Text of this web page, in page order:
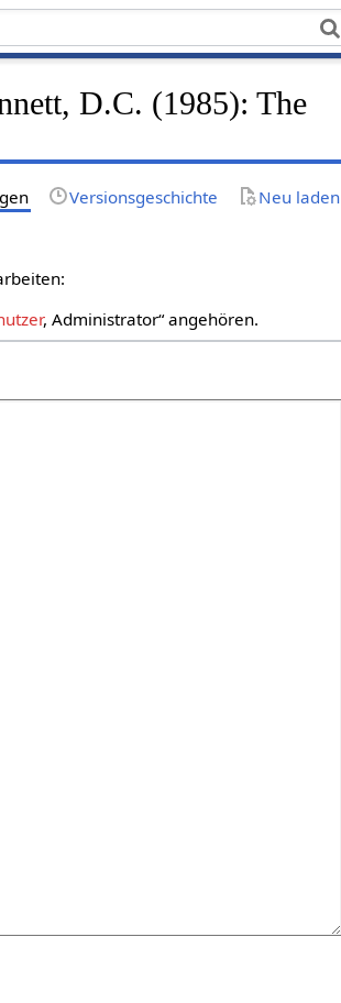
D.C. (1985): The
Versionsgeschichte Neu laden
, Administrator“ angehören.